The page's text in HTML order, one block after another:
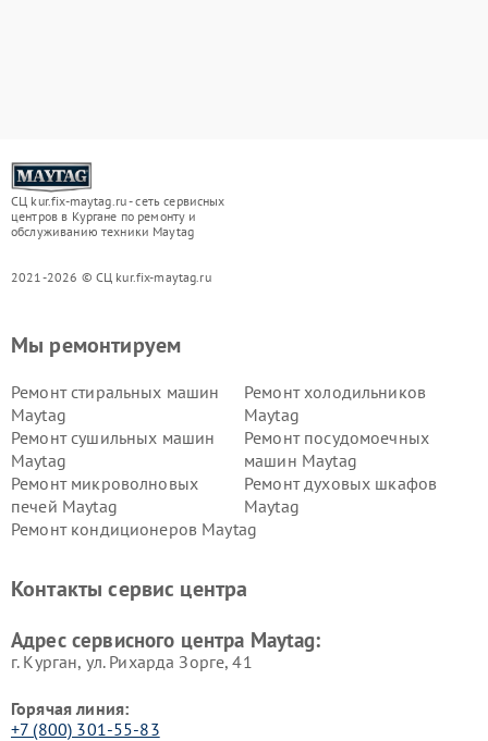
СЦ kur.fix-maytag.ru - сеть сервисных
центров в Кургане по ремонту и
обслуживанию техники Maytag
2021-2026 © СЦ kur.fix-maytag.ru
Мы ремонтируем
Ремонт стиральных машин
Maytag
Ремонт холодильников
Maytag
Ремонт сушильных машин
Maytag
Ремонт посудомоечных
машин Maytag
Ремонт микроволновых
печей Maytag
Ремонт духовых шкафов
Maytag
Ремонт кондиционеров Maytag
Контакты сервис центра
Адрес сервисного центра Maytag:
г. Курган, ул. Рихарда Зорге, 41
Горячая линия:
+7 (800) 301-55-83